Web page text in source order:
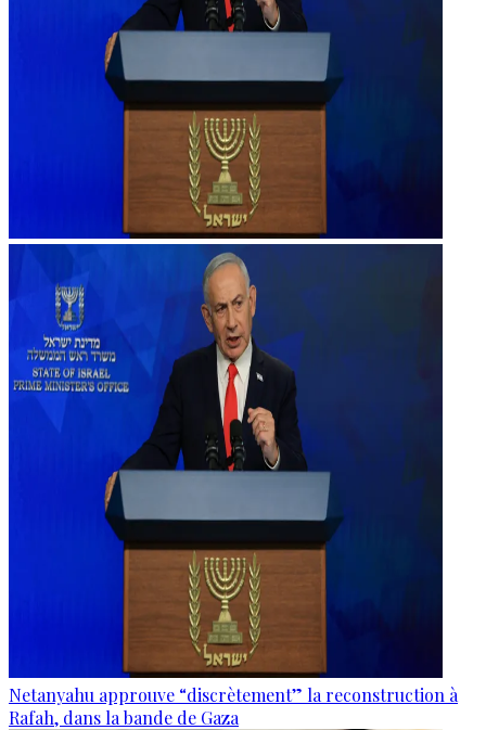
Netanyahu approuve “discrètement” la reconstruction à
Rafah, dans la bande de Gaza